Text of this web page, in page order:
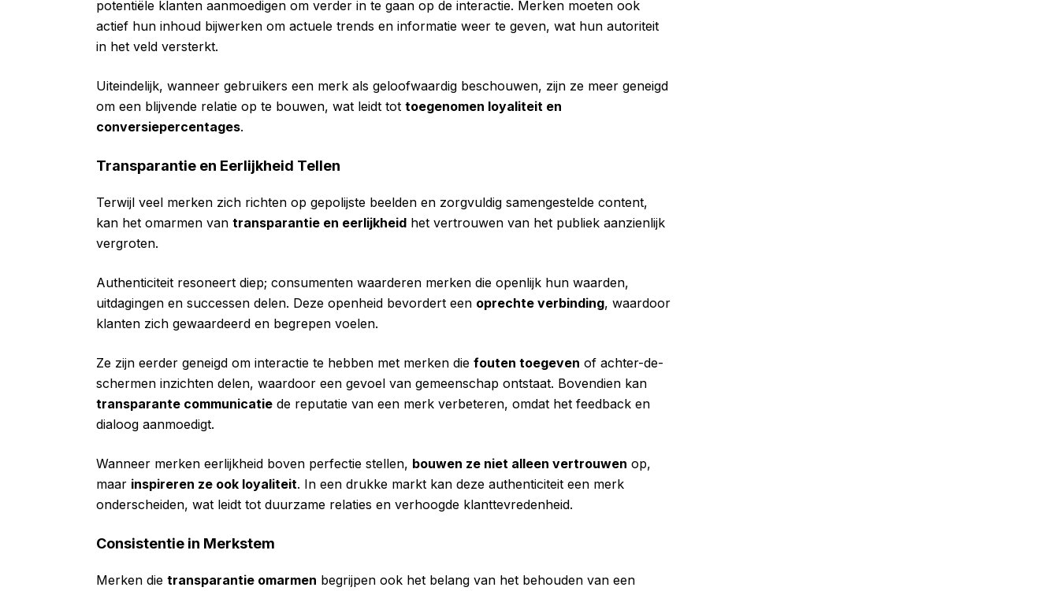
potentiële klanten aanmoedigen om verder in te gaan op de interactie. Merken moeten ook
actief hun inhoud bijwerken om actuele trends en informatie weer te geven, wat hun autoriteit
in het veld versterkt.
Uiteindelijk, wanneer gebruikers een merk als geloofwaardig beschouwen, zijn ze meer geneigd
om een blijvende relatie op te bouwen, wat leidt tot toegenomen loyaliteit en
conversiepercentages.
Transparantie en Eerlijkheid Tellen
Terwijl veel merken zich richten op gepolijste beelden en zorgvuldig samengestelde content,
kan het omarmen van transparantie en eerlijkheid het vertrouwen van het publiek aanzienlijk
vergroten.
Authenticiteit resoneert diep; consumenten waarderen merken die openlijk hun waarden,
uitdagingen en successen delen. Deze openheid bevordert een oprechte verbinding, waardoor
klanten zich gewaardeerd en begrepen voelen.
Ze zijn eerder geneigd om interactie te hebben met merken die fouten toegeven of achter-de-
schermen inzichten delen, waardoor een gevoel van gemeenschap ontstaat. Bovendien kan
transparante communicatie de reputatie van een merk verbeteren, omdat het feedback en
dialoog aanmoedigt.
Wanneer merken eerlijkheid boven perfectie stellen, bouwen ze niet alleen vertrouwen op,
maar inspireren ze ook loyaliteit. In een drukke markt kan deze authenticiteit een merk
onderscheiden, wat leidt tot duurzame relaties en verhoogde klanttevredenheid.
Consistentie in Merkstem
Merken die transparantie omarmen begrijpen ook het belang van het behouden van een